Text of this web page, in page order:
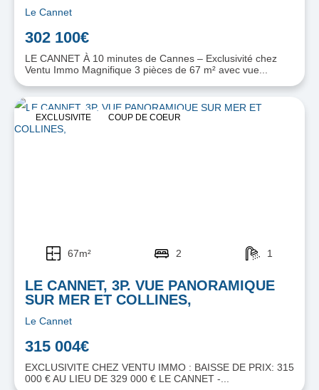
Le Cannet
302 100€
LE CANNET À 10 minutes de Cannes – Exclusivité chez
Ventu Immo Magnifique 3 pièces de 67 m² avec vue...
EXCLUSIVITE COUP DE COEUR
67m² 2 1
LE CANNET, 3P. VUE PANORAMIQUE
SUR MER ET COLLINES,
Le Cannet
315 004€
EXCLUSIVITE CHEZ VENTU IMMO : BAISSE DE PRIX: 315
000 € AU LIEU DE 329 000 € LE CANNET -...